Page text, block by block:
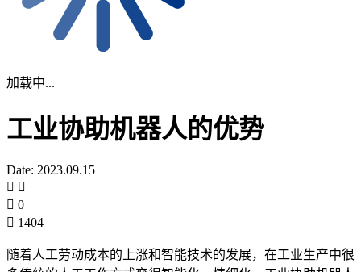
加载中...
工业协助机器人的优势
Date: 2023.09.15
0
1404
随着人工劳动成本的上涨和智能技术的发展，在工业生产中很